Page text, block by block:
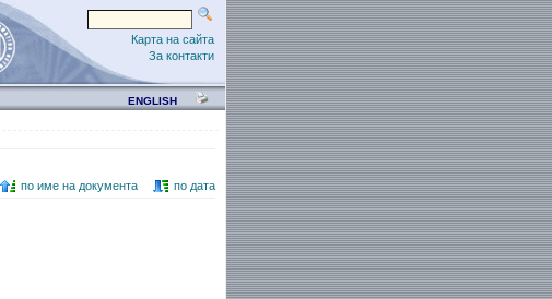
Карта на сайта
За контакти
ENGLISH
по име на документа по дата